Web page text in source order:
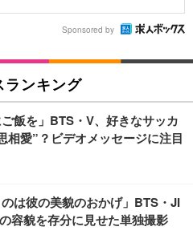
Sponsored by
ランキング
ご飯を」BTS・V、好きなサッカ
相愛”？ビデオメッセージに注目
のは彼の美貌のおかげ」BTS・JI
容貌を存分に見せた単独撮影